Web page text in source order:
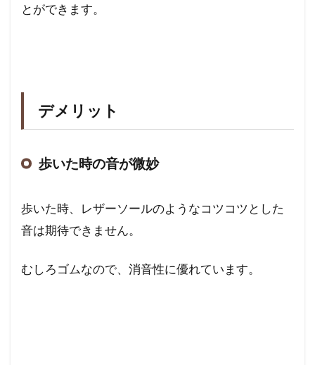
とができます。
デメリット
歩いた時の音が微妙
歩いた時、レザーソールのようなコツコツとした
音は期待できません。
むしろゴムなので、消音性に優れています。